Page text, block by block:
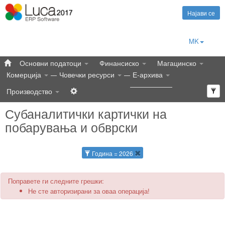
Најави се
MK
Основни податоци Финансиско
Магацинско
Комерција
Човечки ресурси
Е-архива
Производство
Субаналитички картички на
побарувања и обврски
Година = 2026
Поправете ги следните грешки:
Не сте авторизирани за оваа операција!